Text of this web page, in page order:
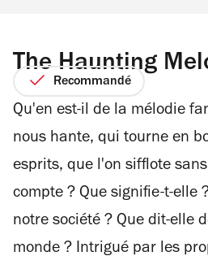
The Haunting
Recommandé
Qu'en est-il de la mélodie
nous hante, qui tourne en
esprits, que l'on sifflote
compte ? Que signifie-t-elle
notre société ? Que dit-elle
monde ? Intrigué par les